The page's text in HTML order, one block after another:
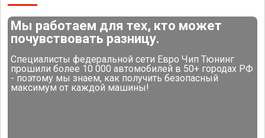
Мы работаем для тех, кто может
почувствовать разницу.
Специалисты федеральной сети Евро Чип Тюнинг
прошили более 10 000 автомобилей в 50+ городах РФ
- поэтому мы знаем, как получить безопасный
максимум от каждой машины!